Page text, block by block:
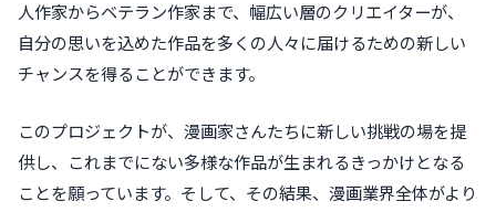
人作家からベテラン作家まで、幅広い層のクリエイターが、
自分の思いを込めた作品を多くの人々に届けるための新しい
チャンスを得ることができます。
このプロジェクトが、漫画家さんたちに新しい挑戦の場を提
供し、これまでにない多様な作品が生まれるきっかけとなる
ことを願っています。そして、その結果、漫画業界全体がより